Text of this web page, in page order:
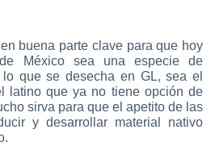
buena parte clave para que hoy
México sea una especie de
que se desecha en GL, sea el
latino que ya no tiene opción de
sirva para que el apetito de las
y desarrollar material nativo